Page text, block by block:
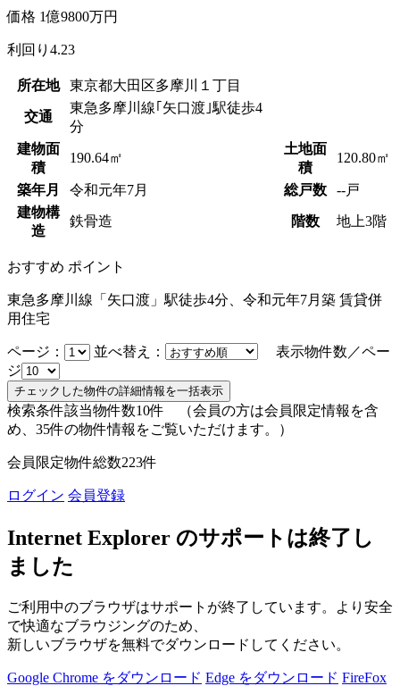
価格 1億9800万円
利回り 4.23
所在地 東京都大田区多摩川１丁目
交通
東急多摩川線｢矢口渡｣駅徒歩4
分
建物面
積
190.64㎡
土地面
積
120.80㎡
築年月 令和元年7月 総戸数
--戸
建物構
造
鉄骨造 階数 地上3階
おすすめ ポイント
東急多摩川線「矢口渡」駅徒歩4分、令和元年7月築 賃貸併
用住宅
ページ： 並べ替え：
表示物件数／ペー
ジ
検索条件該当物件数10件
（会員の方は会員限定情報を含
め、 35件の物件情報をご覧いただけます。）
会員限定物件総数223件
ログイン 会員登録
Internet Explorer のサポートは終了し
ました
ご利用中のブラウザはサポートが終了しています。より安全
で快適なブラウジングのため、
新しいブラウザを無料でダウンロードしてください。
Google Chrome をダウンロード Edge をダウンロード FireFox